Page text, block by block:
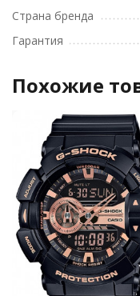
Страна бренда
Гарантия
Похожие